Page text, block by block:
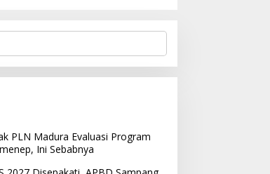
PLN Madura Evaluasi Program
Ini Sebabnya